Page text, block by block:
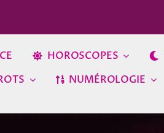
HOROSCOPES
NUMÉROLOGIE